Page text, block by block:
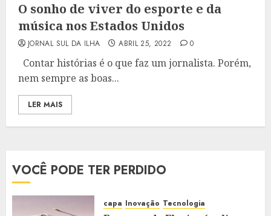
O sonho de viver do esporte e da
música nos Estados Unidos
JORNAL SUL DA ILHA ABRIL 25, 2022 0
Contar histórias é o que faz um jornalista. Porém,
nem sempre as boas...
LER MAIS
VOCÊ PODE TER PERDIDO
capa Inovação Tecnologia